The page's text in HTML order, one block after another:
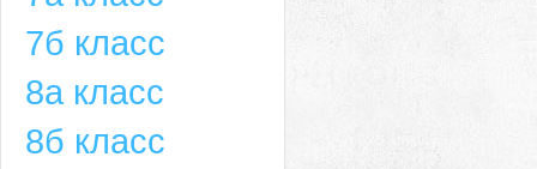
7б класс
8а класс
8б класс